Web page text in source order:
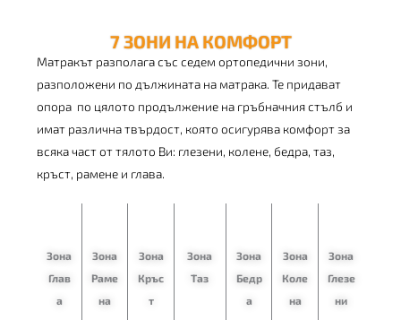
7 ЗОНИ НА КОМФОРТ
Матракът разполага със седем ортопедични зони,
разположени по дължината на матрака. Те придават
опора по цялото продължение на гръбначния стълб и
имат различна твърдост, която осигурява комфорт за
всяка част от тялото Ви: глезени, колене, бедра, таз,
кръст, рамене и глава.
Зона
Глав
а
Зона
Раме
на
Зона
Кръс
т
Зона
Таз
Зона
Бедр
а
Зона
Коле
на
Зона
Глезе
ни
10%отстъпка, ако закупите2произволни
продукта